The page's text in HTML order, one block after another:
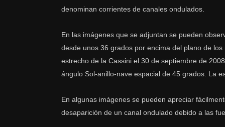
denominan corrientes de canales ondulados.
En las imágenes que se adjuntan se pueden
desde unos 36 grados por encima del plano de
estrecho de la Cassini el 30 de septiembre de
ángulo Sol-anillo-nave espacial de 45 grados. La
En algunas imágenes se pueden apreciar
desaparición de un canal ondulado debido a las